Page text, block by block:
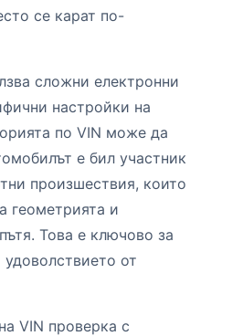
се карат по-
сложни електронни
настройки на
по VIN може да
е бил участник
произшествия, които
геометрията и
Това е ключово за
от
VIN проверка с